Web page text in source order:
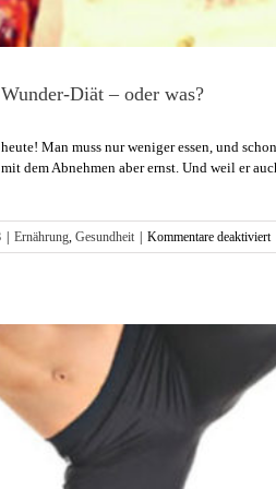
Diät – oder was?
Man muss nur weniger essen, und
mit dem Abnehmen aber ernst. Und weil er
Ernährung, Gesundheit Kommentare deaktiviertfür